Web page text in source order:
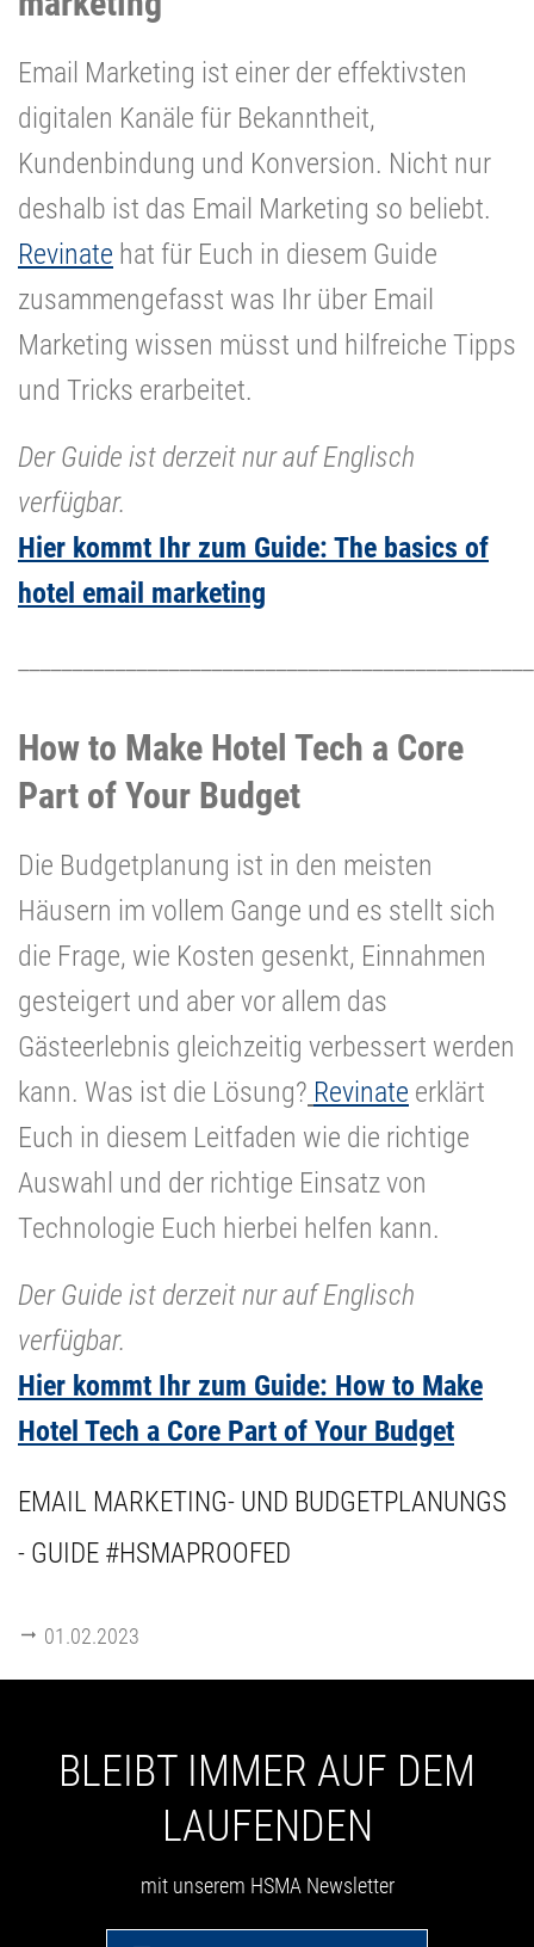
Email Marketing ist einer der effektivsten
digitalen Kanäle für Bekanntheit,
Kundenbindung und Konversion. Nicht nur
deshalb ist das Email Marketing so beliebt.
Revinate hat für Euch in diesem Guide
zusammengefasst was Ihr über Email
Marketing wissen müsst und hilfreiche Tipps
und Tricks erarbeitet.
Der Guide ist derzeit nur auf Englisch
verfügbar.
Hier kommt Ihr zum Guide: The basics of
hotel email marketing
How to Make Hotel Tech a Core
Part of Your Budget
Die Budgetplanung ist in den meisten
Häusern im vollem Gange und es stellt sich
die Frage, wie Kosten gesenkt, Einnahmen
gesteigert und aber vor allem das
Gästeerlebnis gleichzeitig verbessert werden
kann. Was ist die Lösung? Revinate erklärt
Euch in diesem Leitfaden wie die richtige
Auswahl und der richtige Einsatz von
Technologie Euch hierbei helfen kann.
Der Guide ist derzeit nur auf Englisch
verfügbar.
Hier kommt Ihr zum Guide: How to Make
Hotel Tech a Core Part of Your Budget
EMAIL MARKETING- UND BUDGETPLANUNGS
- GUIDE #HSMAPROOFED
01.02.2023
BLEIBT IMMER AUF DEM
LAUFENDEN
mit unserem HSMA Newsletter